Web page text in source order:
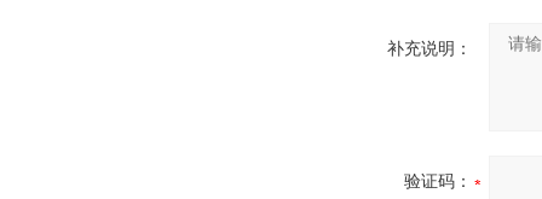
补充说明：
验证码：